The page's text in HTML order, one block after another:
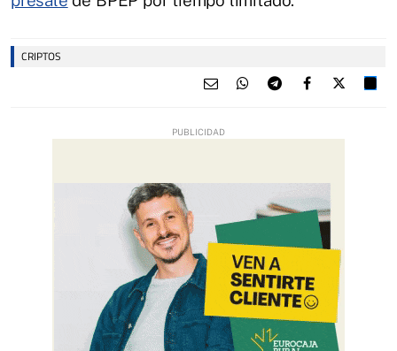
CRIPTOS